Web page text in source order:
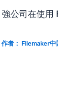
公司在使
者： Filemaker中